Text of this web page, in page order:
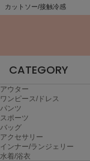
NOWNS
On
オン
Onitsuka Tiger
オニツカ タイガー
TO
P
カットソー/接触冷感
CATEGORY
アウター
ワンピース/ドレス
パンツ
スポーツ
バッグ
アクセサリー
インナー/ランジェリー
水着/浴衣